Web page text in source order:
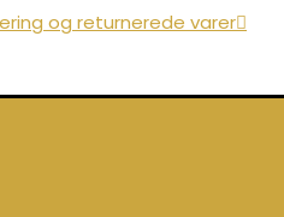
og returnerede varer